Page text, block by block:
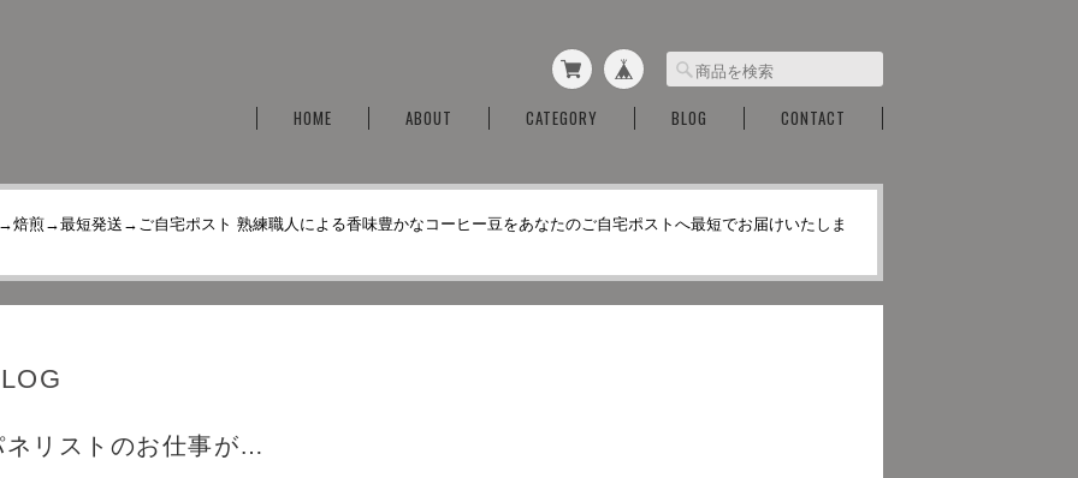
HOME ABOUT CATEGORY BLOG CONTACT
焙煎→最短発送→ご自宅ポスト 熟練職人による香味豊かなコーヒー豆をあなたのご自宅ポストへ最短でお届けいたしま
ネリストのお仕事が…